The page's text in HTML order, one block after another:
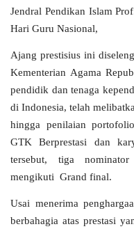
Jendral Pendikan Islam
Hari Guru Nasional,
Ajang prestisius ini
Kementerian Agama
pendidik dan tenaga
di Indonesia, telah
hingga penilaian
GTK Berprestasi dan
tersebut, tiga
mengikuti Grand final.
Usai menerima
berbahagia atas prestasi